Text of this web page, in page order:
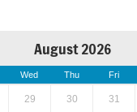
August 2026
Wed Thu Fri
29 30 31